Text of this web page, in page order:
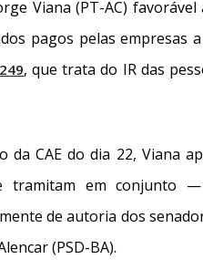
Viana (PT-AC)
pagos pelas empresas
, que trata do IR das
da CAE do dia 22, Viana
tramitam em conjunto
de autoria dos
(PSD-BA).